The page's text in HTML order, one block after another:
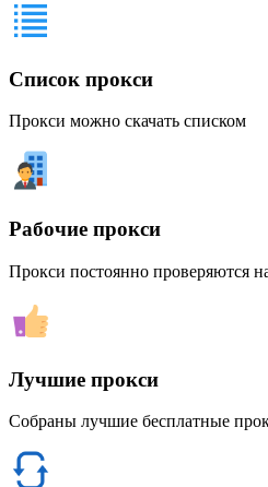
Список прокси
Прокси можно скачать списком
Рабочие прокси
Прокси постоянно проверяются
Лучшие прокси
Собраны лучшие бесплатные